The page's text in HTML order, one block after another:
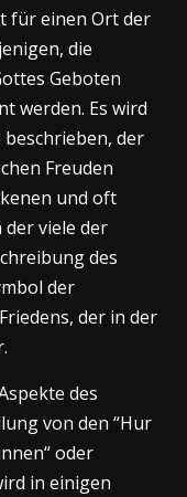
für einen Ort der
die
Geboten
werden. Es wird
der
Freuden
und oft
viele der
des
der
der in der
des
von den “Hur
oder
in einigen